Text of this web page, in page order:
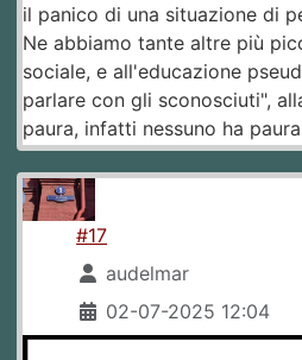
il panico di una situazione di
Ne abbiamo tante altre più
sociale, e all'educazione
parlare con gli sconosciuti",
paura, infatti nessuno ha
#17
audelmar
02-07-2025 12:04